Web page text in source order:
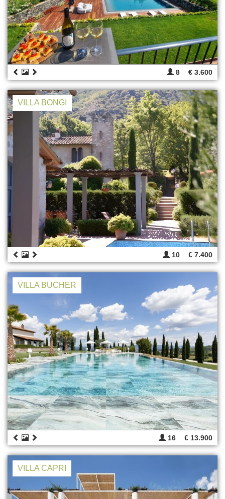
8 € 3.600
VILLA BONGI
10 € 7.400
VILLA BUCHER
16 € 13.900
VILLA CAPRI